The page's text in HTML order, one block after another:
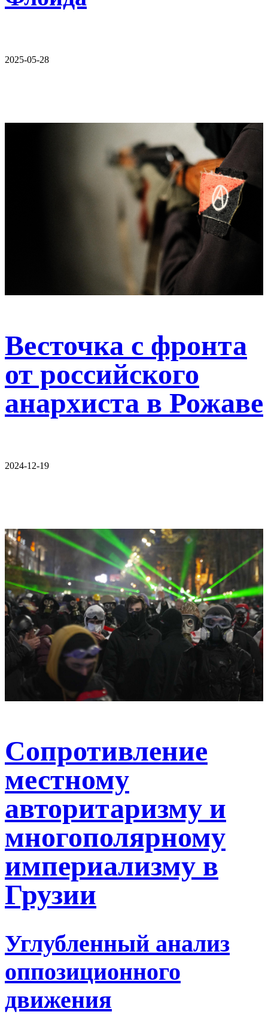
2025-05-28
Весточка с фронта
от российского
анархиста в Рожаве
2024-12-19
Сопротивление
местному
авторитаризму и
многополярному
империализму в
Грузии
Углубленный анализ
оппозиционного
движения